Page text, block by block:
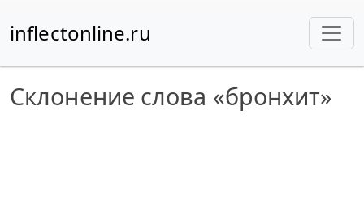
inflectonline.ru
Склонение слова «бронхит»